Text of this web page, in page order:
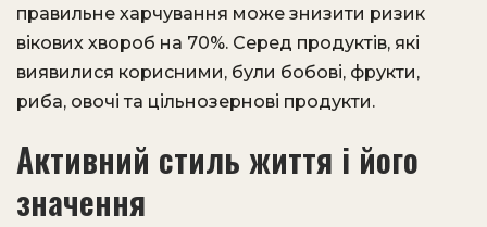
правильне харчування може знизити ризик
вікових хвороб на 70%. Серед продуктів, які
виявилися корисними, були бобові, фрукти,
риба, овочі та цільнозернові продукти.
Активний стиль життя і його
значення